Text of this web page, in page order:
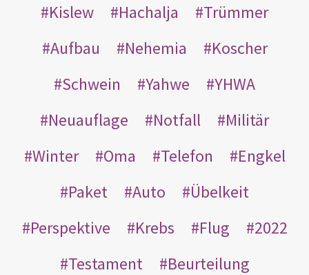
Kislew
Hachalja
Trümmer
Aufbau
Nehemia
Koscher
Schwein
Yahwe
YHWA
Neuauflage
Notfall
Militär
Winter
Oma Telefon
Engkel
Paket
Auto
Übelkeit
Perspektive
Krebs Flug
2022
Testament
Beurteilung